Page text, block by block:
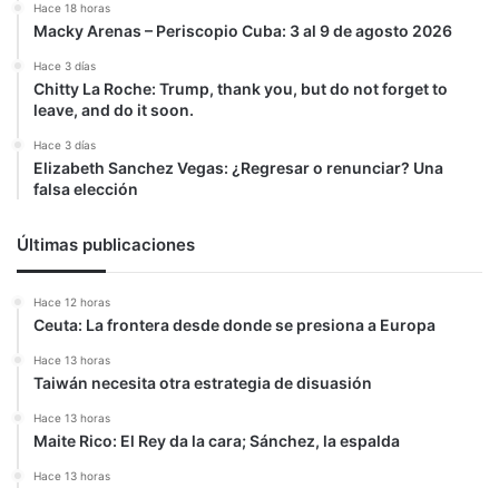
Hace 18 horas
Macky Arenas – Periscopio Cuba: 3 al 9 de agosto 2026
Hace 3 días
Chitty La Roche: Trump, thank you, but do not forget to
leave, and do it soon.
Hace 3 días
Elizabeth Sanchez Vegas: ¿Regresar o renunciar? Una
falsa elección
Últimas publicaciones
Hace 12 horas
Ceuta: La frontera desde donde se presiona a Europa
Hace 13 horas
Taiwán necesita otra estrategia de disuasión
Hace 13 horas
Maite Rico: El Rey da la cara; Sánchez, la espalda
Hace 13 horas